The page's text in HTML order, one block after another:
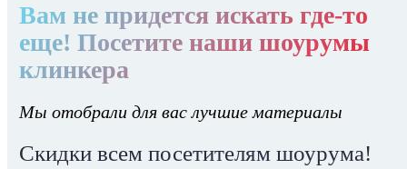
Вам не придется искать где-то
еще! Посетите наши шоурумы
клинкера
Мы отобрали для вас лучшие материалы
Скидки всем посетителям шоурума!